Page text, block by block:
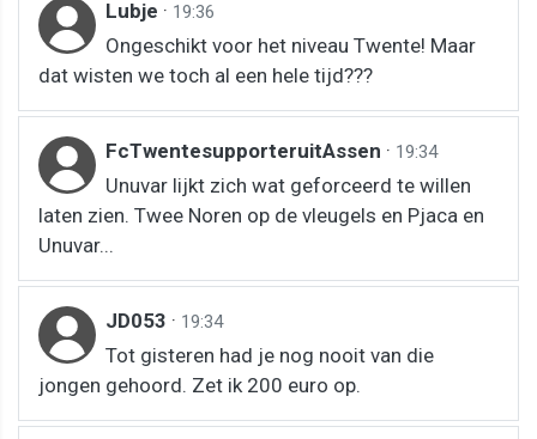
Lubje · 19:36
Ongeschikt voor het niveau Twente! Maar
dat wisten we toch al een hele tijd???
FcTwentesupporteruitAssen · 19:34
Unuvar lijkt zich wat geforceerd te willen
laten zien. Twee Noren op de vleugels en Pjaca en
Unuvar...
JD053 · 19:34
Tot gisteren had je nog nooit van die
jongen gehoord. Zet ik 200 euro op.